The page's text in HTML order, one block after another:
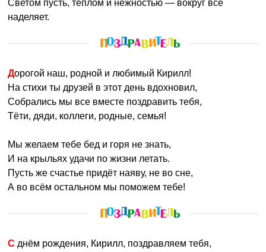
Светом пусть, теплом и нежностью — вокруг все
наделяет.
Дорогой наш, родной и любимый Кирилл!
На стихи ты друзей в этот день вдохновил,
Собрались мы все вместе поздравить тебя,
Тёти, дяди, коллеги, родные, семья!
Мы желаем тебе бед и горя не знать,
И на крыльях удачи по жизни летать.
Пусть же счастье придёт наяву, не во сне,
А во всём остальном мы поможем тебе!
С днём рождения, Кирилл, поздравляем тебя,